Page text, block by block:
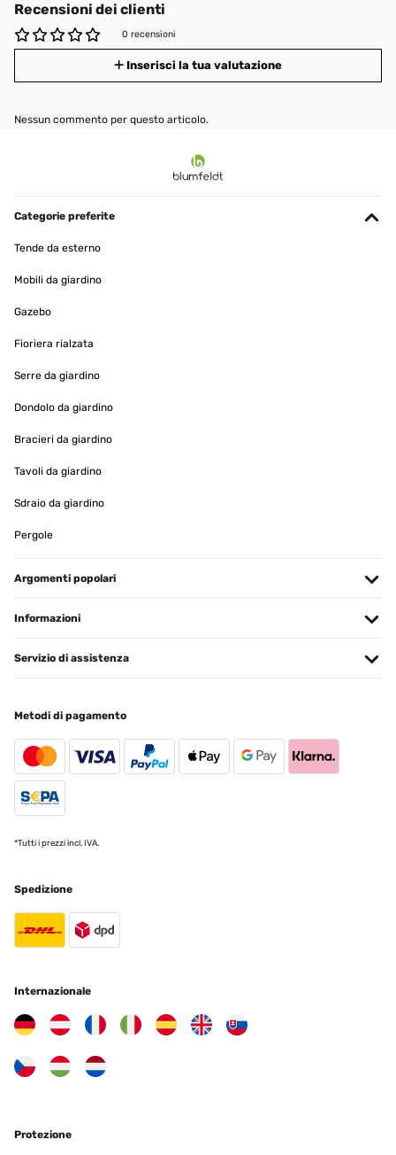
Recensioni dei clienti
0 recensioni
Inserisci la tua valutazione
Nessun commento per questo articolo.
Categorie preferite
Tende da esterno
Mobili da giardino
Gazebo
Fioriera rialzata
Serre da giardino
Dondolo da giardino
Bracieri da giardino
Tavoli da giardino
Sdraio da giardino
Pergole
Argomenti popolari
Informazioni
Servizio di assistenza
Metodi di pagamento
*Tutti i prezzi incl. IVA.
Spedizione
Internazionale
Protezione